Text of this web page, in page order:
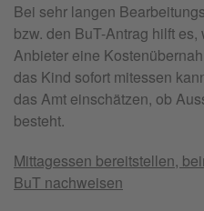
Bei sehr langen
bzw. den BuT-Antrag hilft
Anbieter eine
das Kind sofort mitessen
das Amt einschätzen, ob
besteht.
Mittagessen bereitstellen,
BuT nachweisen